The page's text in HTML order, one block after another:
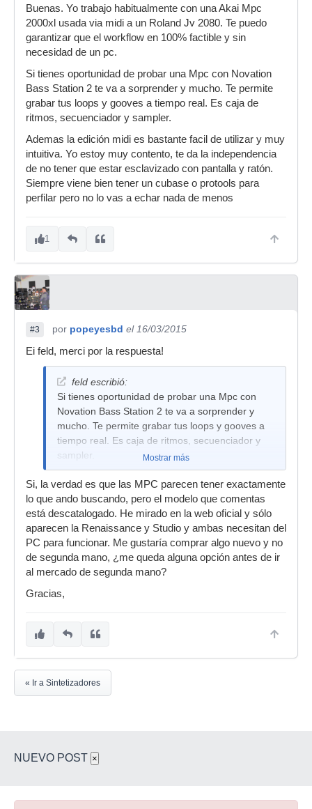
Buenas. Yo trabajo habitualmente con una Akai Mpc
2000xl usada via midi a un Roland Jv 2080. Te puedo
garantizar que el workflow en 100% factible y sin
necesidad de un pc.
Si tienes oportunidad de probar una Mpc con Novation
Bass Station 2 te va a sorprender y mucho. Te permite
grabar tus loops y gooves a tiempo real. Es caja de
ritmos, secuenciador y sampler.
Ademas la edición midi es bastante facil de utilizar y muy
intuitiva. Yo estoy muy contento, te da la independencia
de no tener que estar esclavizado con pantalla y ratón.
Siempre viene bien tener un cubase o protools para
perfilar pero no lo vas a echar nada de menos
1
#3 por popeyesbd el 16/03/2015
Ei feld, merci por la respuesta!
feld escribió:
Si tienes oportunidad de probar una Mpc con
Novation Bass Station 2 te va a sorprender y
mucho. Te permite grabar tus loops y gooves a
tiempo real. Es caja de ritmos, secuenciador y
sampler.
Mostrar más
Si, la verdad es que las MPC parecen tener exactamente
lo que ando buscando, pero el modelo que comentas
está descatalogado. He mirado en la web oficial y sólo
aparecen la Renaissance y Studio y ambas necesitan del
PC para funcionar. Me gustaría comprar algo nuevo y no
de segunda mano, ¿me queda alguna opción antes de ir
al mercado de segunda mano?
Gracias,
« Ir a Sintetizadores
NUEVO POST ×